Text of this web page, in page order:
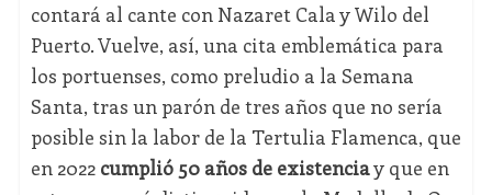
contará al cante con Nazaret Cala y Wilo del
Puerto. Vuelve, así, una cita emblemática para
los portuenses, como preludio a la Semana
Santa, tras un parón de tres años que no sería
posible sin la labor de la Tertulia Flamenca, que
en 2022cumplió 50 años de existenciay que en